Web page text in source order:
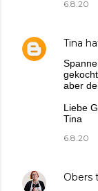
6.8.20
Tina
aber
Liebe
Tina
6.8.20
Obers